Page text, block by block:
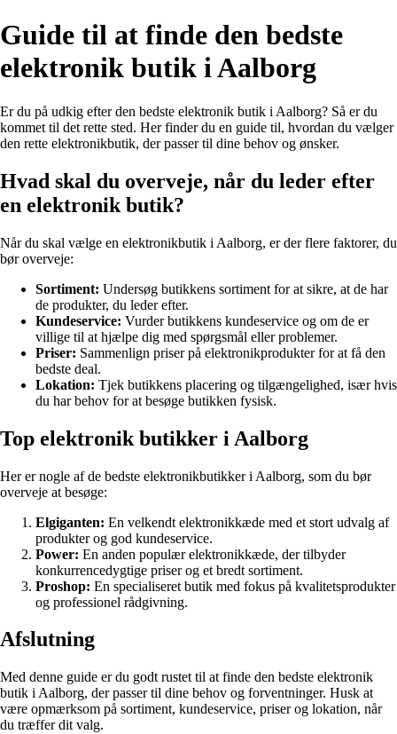
Guide til at finde den bedste
elektronik butik i Aalborg
Er du på udkig efter den bedste elektronik butik i Aalborg? Så er du
kommet til det rette sted. Her finder du en guide til, hvordan du vælger
den rette elektronikbutik, der passer til dine behov og ønsker.
Hvad skal du overveje, når du leder efter
en elektronik butik?
Når du skal vælge en elektronikbutik i Aalborg, er der flere faktorer, du
bør overveje:
Sortiment: Undersøg butikkens sortiment for at sikre, at de har
de produkter, du leder efter.
Kundeservice: Vurder butikkens kundeservice og om de er
villige til at hjælpe dig med spørgsmål eller problemer.
Priser: Sammenlign priser på elektronikprodukter for at få den
bedste deal.
Lokation: Tjek butikkens placering og tilgængelighed, især hvis
du har behov for at besøge butikken fysisk.
Top elektronik butikker i Aalborg
Her er nogle af de bedste elektronikbutikker i Aalborg, som du bør
overveje at besøge:
Elgiganten: En velkendt elektronikkæde med et stort udvalg af
produkter og god kundeservice.
Power: En anden populær elektronikkæde, der tilbyder
konkurrencedygtige priser og et bredt sortiment.
Proshop: En specialiseret butik med fokus på kvalitetsprodukter
og professionel rådgivning.
Afslutning
Med denne guide er du godt rustet til at finde den bedste elektronik
butik i Aalborg, der passer til dine behov og forventninger. Husk at
være opmærksom på sortiment, kundeservice, priser og lokation, når
du træffer dit valg.